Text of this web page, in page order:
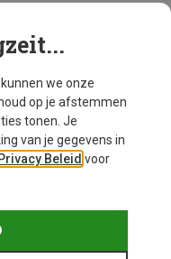
kunnen we onze
op je afstemmen
tonen. Je
van je gegevens in
Beleid voor